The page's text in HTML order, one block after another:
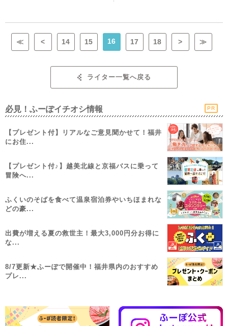
≪ < 14 15 16 17 18 > ≫
ライター一覧へ戻る
必見！ふーぽイチオシ情報 PR
【プレゼント付】リアルなご意見聞かせて！福井
にお住...
【プレゼント付♪】越美北線と京福バスに乗って
冒険へ...
ふくいのそばを食べて温泉宿泊券やいちほまれな
どの豪...
出費が増える夏の救世主！最大3,000円分お得に
な...
8/7更新★ふーぽで開催中！福井県内のおすすめ
プレ...